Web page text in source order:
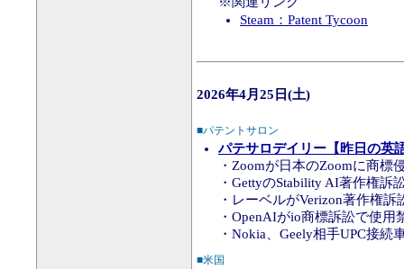
Steam：Patent Tycoon
2026年4月25日(土)
■パテントサロン
パテサロデイリー【昨日の英
・Zoomが日本のZoomに商標
・GettyのStability AI著作権訴
・レーベルがVerizon著作権訴
・OpenAIがio商標訴訟で使用
・Nokia、Geely相手UPC接
■米国